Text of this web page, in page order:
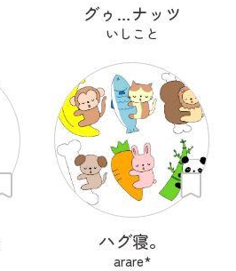
グゥ…ナッツ
いしこと
ハグ寝。
arare*